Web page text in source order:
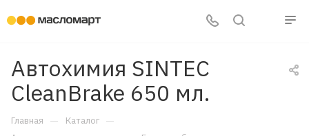
Автохимия SINTEC
CleanBrake 650 мл.
Главная — Каталог —